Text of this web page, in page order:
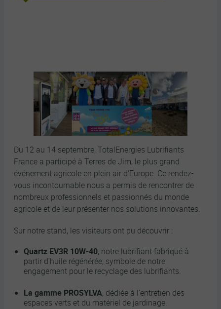
Du 12 au 14 septembre, TotalEnergies Lubrifiants
France a participé à Terres de Jim, le plus grand
événement agricole en plein air d’Europe. Ce rendez-
vous incontournable nous a permis de rencontrer de
nombreux professionnels et passionnés du monde
agricole et de leur présenter nos solutions innovantes.
Sur notre stand, les visiteurs ont pu découvrir :
Quartz EV3R 10W-40, notre lubrifiant fabriqué à
partir d’huile régénérée, symbole de notre
engagement pour le recyclage des lubrifiants.
La gamme PROSYLVA, dédiée à l’entretien des
espaces verts et du matériel de jardinage.